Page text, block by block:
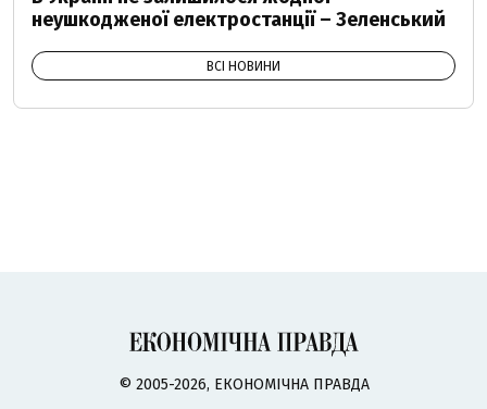
неушкодженої електростанції – Зеленський
ВСІ НОВИНИ
© 2005-2026, ЕКОНОМІЧНА ПРАВДА